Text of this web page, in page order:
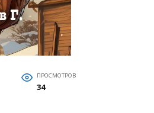
ПРОСМОТРОВ
34